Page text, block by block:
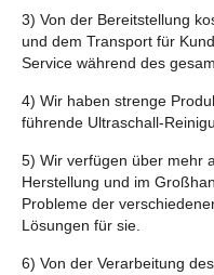
3) Von der Bereitstellung
und dem Transport für
Service während des
4) Wir haben strenge
führende Ultraschall-
5) Wir verfügen über mehr
Herstellung und im
Probleme der
Lösungen für sie.
6) Von der Verarbeitung